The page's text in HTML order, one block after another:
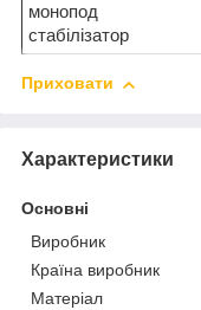
монопод
стабілізатор
Приховати
Характеристики
Основні
Виробник
Країна виробник
Матеріал